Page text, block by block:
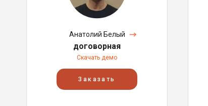
Анатолий Белый
договорная
Скачать демо
Заказать